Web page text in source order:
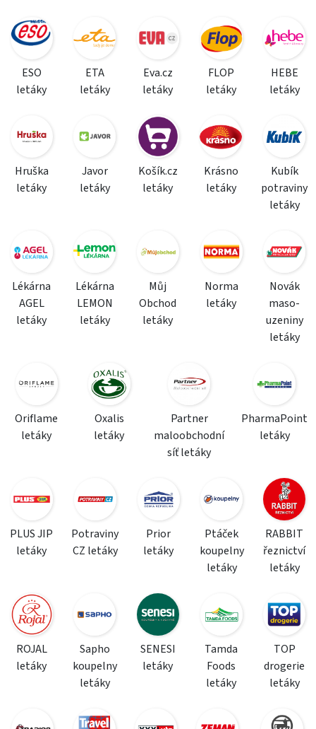
ESO
letáky
ETA
letáky
Eva.cz
letáky
FLOP
letáky
HEBE
letáky
Hruška
letáky
Javor
letáky
Košík.cz
letáky
Krásno
letáky
Kubík
potraviny
letáky
Lékárna
AGEL
letáky
Lékárna
LEMON
letáky
Můj
Obchod
letáky
Norma
letáky
Novák
maso-
uzeniny
letáky
Oriflame
letáky
Oxalis
letáky
Partner
maloobchodní
síť letáky
PharmaPoint
letáky
PLUS JIP
letáky
Potraviny
CZ letáky
Prior
letáky
Ptáček
koupelny
letáky
RABBIT
řeznictví
letáky
ROJAL
letáky
Sapho
koupelny
letáky
SENESI
letáky
Tamda
Foods
letáky
TOP
drogerie
letáky